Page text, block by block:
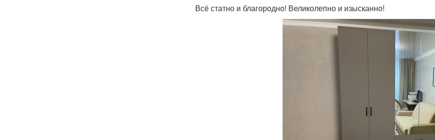
Всё статно и благородно! Великолепно и изысканно!